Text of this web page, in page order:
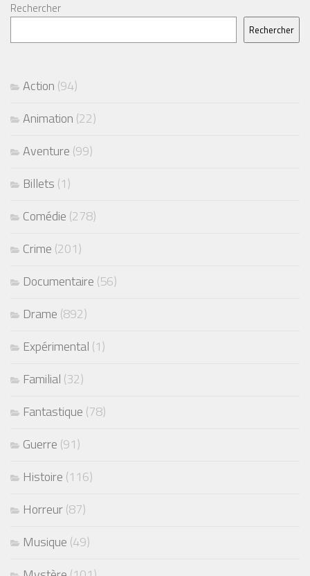
Rechercher
Rechercher
Action (94)
Animation (22)
Aventure (99)
Billets (1)
Comédie (278)
Crime (201)
Documentaire (56)
Drame (892)
Expérimental (1)
Familial (32)
Fantastique (78)
Guerre (91)
Histoire (116)
Horreur(87)
Musique (49)